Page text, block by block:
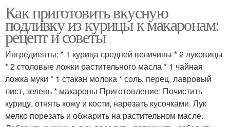
Как приготовить вкусную
подливку из курицы к макаронам:
рецепт и советы
Ингредиенты: * 1 курица средней величины * 2 луковицы
* 2 столовые ложки растительного масла * 1 чайная
ложка муки * 1 стакан молока * соль, перец, лавровый
лист, зелень * макароны Приготовление: Почистить
курицу, отнять кожу и кости, нарезать кусочками. Лук
мелко порезать и обжарить на растительном масле.